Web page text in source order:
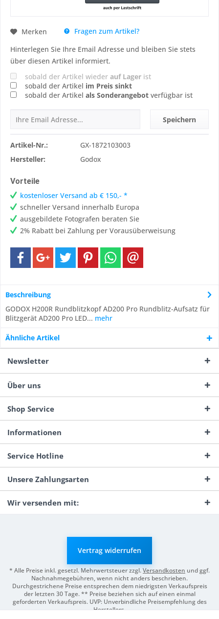
Merken
Fragen zum Artikel?
Hinterlegen Sie Ihre Email Adresse und bleiben Sie stets
über diesen Artikel informiert.
sobald der Artikel wieder auf Lager ist
sobald der Artikel im Preis sinkt
sobald der Artikel als Sonderangebot verfügbar ist
Speichern
Artikel-Nr.:
GX-1872103003
Hersteller:
Godox
Vorteile
kostenloser Versand ab € 150,- *
schneller Versand innerhalb Europa
ausgebildete Fotografen beraten Sie
2% Rabatt bei Zahlung per Vorausüberweisung
Beschreibung
GODOX H200R Rundblitzkopf AD200 Pro Rundblitz-Aufsatz für
Blitzgerät AD200 Pro LED... mehr
Ähnliche Artikel
Newsletter
Über uns
Shop Service
Informationen
Service Hotline
Unsere Zahlungsarten
Wir versenden mit:
Vertrag widerrufen
* Alle Preise inkl. gesetzl. Mehrwertsteuer zzgl.Versandkosten und ggf.
Nachnahmegebühren, wenn nicht anders beschrieben.
Durchgestrichene Preise entsprechen dem niedrigsten Verkaufspreis
der letzten 30 Tage. ** Preise beziehen sich auf einen einmal
geforderten Verkaufspreis. UVP: Unverbindliche Preisempfehlung des
Herstellers.